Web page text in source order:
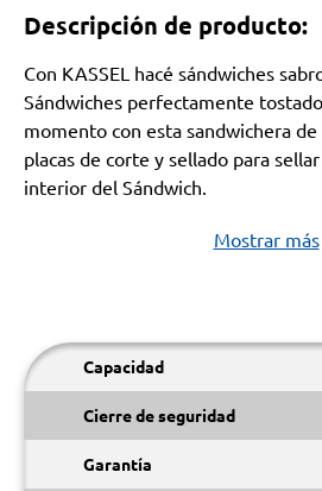
Descripción de producto:
Con KASSEL hacé sándwiches
Sándwiches perfectamente
momento con esta sandwichera
placas de corte y sellado para
interior del Sándwich.
Mostrar más
Capacidad
Cierre de seguridad
Garantía